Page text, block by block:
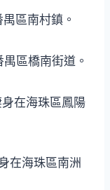
區南村鎮。
區橋南街道。
在海珠區鳳陽
在海珠區南洲